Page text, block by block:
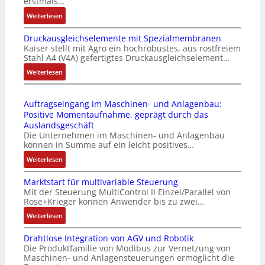
r
i
e
-
P
C
l
ä
s
t
s
i
c
h
f
l
e
x
i
b
e
l
n
k
m
o
d
u
l
e
r
i
n
g
e
n
4
G
u
n
d
5
G
a
Weiterlesen:
I
E
6
2
4
3
-
Z
e
r
t
i
f
i
z
i
e
u
n
Druckausgleichselemente mit Spezialmembranen
Kaiser stellt mit Agro ein hochrobustes, aus rostfreiem
Stahl A4 (V4A) gefertigtes Druckausgleichselement…
Weiterlesen:
D
u
c
k
a
u
s
g
l
e
i
c
h
e
l
Auftragseingang im Maschinen- und Anlagenbau:
Positive Momentaufnahme, geprägt durch das
Auslandsgeschäft
Die Unternehmen im Maschinen- und Anlagenbau
können in Summe auf ein leicht positives…
Weiterlesen:
A
u
f
t
r
a
g
s
e
Marktstart für multivariable Steuerung
Mit der Steuerung MultiControl II Einzel/Parallel von
Rose+Krieger können Anwender bis zu zwei…
Weiterlesen:
M
a
r
k
Drahtlose Integration von AGV und Robotik
Die Produktfamilie von Modibus zur Vernetzung von
Maschinen- und Anlagensteuerungen ermöglicht die